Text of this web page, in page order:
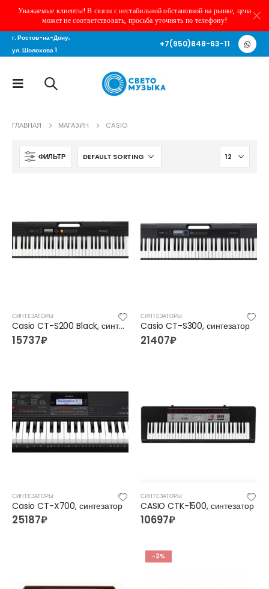
Уважаемые клиенты! В связи с нестабильной обстановкой на рынке, цена
может не соответствовать, просьба уточнять по телефону!
г. Ростов-на-Дону,
ул. Шолохова 1
+7(950)848-63-11
ГЛАВНАЯ МАГАЗИН CASIO
ФИЛЬТР
СИНТЕЗАТОРЫ
Casio CT-S200 Black, синтезатор
15737₽
СИНТЕЗАТОРЫ
Casio CT-S300, синтезатор
21407₽
СИНТЕЗАТОРЫ
Casio CT-X700, синтезатор
25187₽
СИНТЕЗАТОРЫ
CASIO CTK-1500, синтезатор
10697₽
-2%